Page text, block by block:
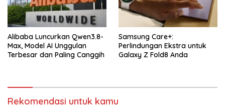
Alibaba Luncurkan Qwen3.8-
Max, Model AI Unggulan
Terbesar dan Paling Canggih
Samsung Care+:
Perlindungan Ekstra untuk
Galaxy Z Fold8 Anda
Rekomendasi untuk kamu